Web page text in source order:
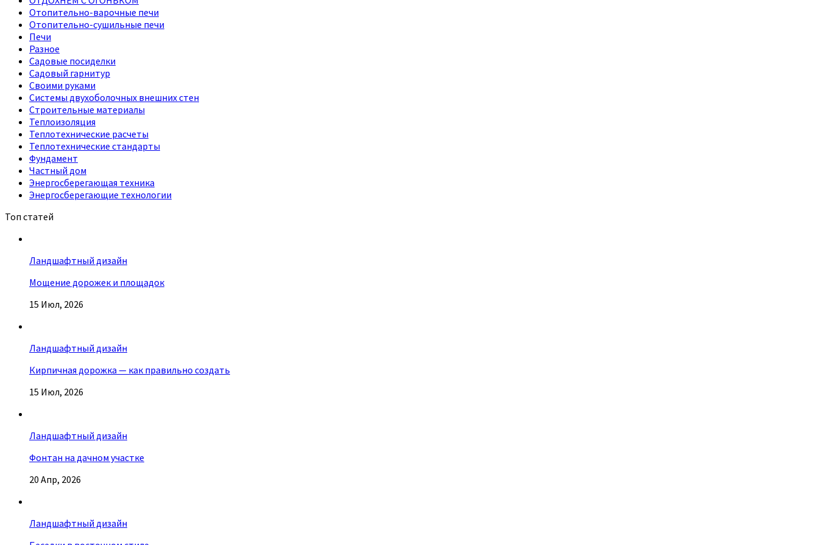
Отопительно-варочные печи
Отопительно-сушильные печи
Печи
Разное
Садовые посиделки
Садовый гарнитур
Своими руками
Системы двухоболочных внешних стен
Строительные материалы
Теплоизоляция
Теплотехнические расчеты
Теплотехнические стандарты
Фундамент
Частный дом
Энергосберегающая техника
Энергосберегающие технологии
Топ статей
Ландшафтный дизайн
Мощение дорожек и площадок
15 Июл, 2026
Ландшафтный дизайн
Кирпичная дорожка — как правильно создать
15 Июл, 2026
Ландшафтный дизайн
Фонтан на дачном участке
20 Апр, 2026
Ландшафтный дизайн